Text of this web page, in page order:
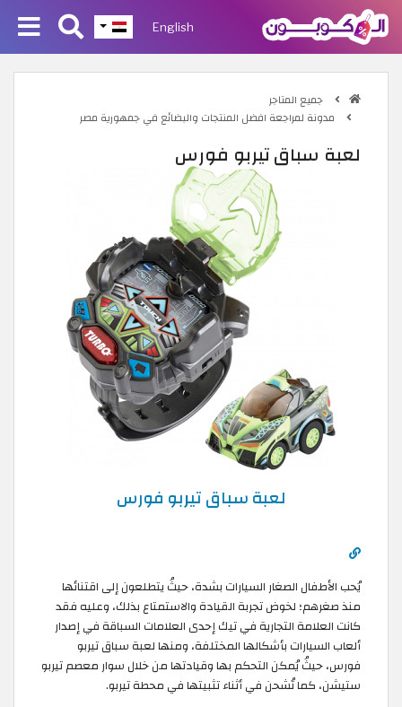
English
جميع المتاجر
مدونة لمراجعة افضل المنتجات والبضائع في جمهورية مصر
لعبة سباق تيربو فورس
لعبة سباق تيربو فورس
يُحب الأطفال الصغار السيارات بشدة، حيثُ يتطلعون إلى اقتنائها
منذ صغرهم؛ لخوض تجربة القيادة والاستمتاع بذلك، وعليه فقد
كانت العلامة التجارية في تيك إحدى العلامات السباقة في إصدار
ألعاب السيارات بأشكالها المختلفة، ومنها لعبة سباق تيربو
فورس، حيثُ يُمكن التحكم بها وقيادتها من خلال سوار معصم تيربو
ستيشن، كما تُشحن في أثناء تثبيتها في محطة تيربو.